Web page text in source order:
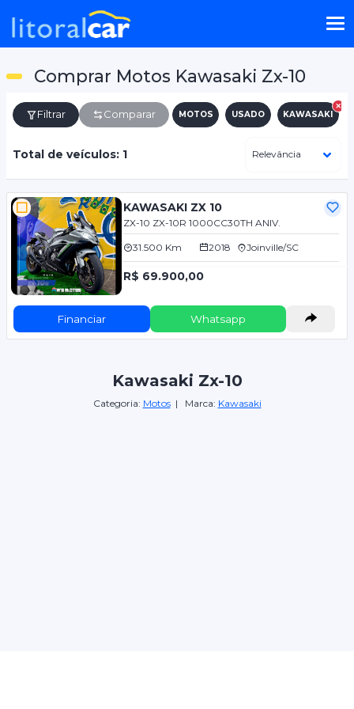
Comprar Motos Kawasaki Zx-10
Filtrar Comparar MOTOS USADO KAWASAKI
Total de veículos: 1
KAWASAKI ZX 10
ZX-10 ZX-10R 1000CC30TH ANIV.
31.500 Km 2018 Joinville/SC
R$ 69.900,00
Financiar Whatsapp
Kawasaki Zx-10
Categoria: Motos| Marca: Kawasaki